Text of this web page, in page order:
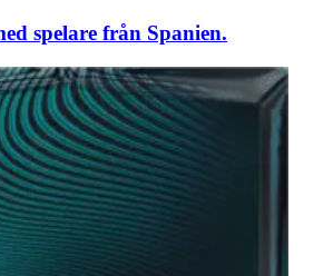
spelare från Spanien.